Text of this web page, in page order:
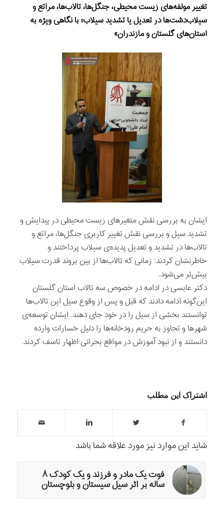
تغییر مولفه‌های زیست محیطی، جنگل‌ها، تالاب‌ها، مراتع و
سیلاب‌دشت‌ها در تعدیل یا تشدید سیلاب؛ با نگاهی ویژه به
استان‌های گلستان و مازندران»
ایشان به بررسی نقش متغیرهای زیست محیطی در پیدایش و
تشدید سیل و بررسی نقش تغییر کاربری جنگل‌ها، مراتع و
تالاب‌ها در تشدید و تعدیل پدیده‌ی سیلاب پرداختند و
خاطرنشان کردند: زمانی که تالاب‌ها از بین بروند قدرت سیلاب
بیش‌تر می‌شود.
دکتر عابسی در ادامه در خصوص سه تالاب استان گلستان
این‌گونه ادامه دادند که قبل و پس از وقوع سیل این تالاب‌ها
توانستند بخشی از سیل را در خود جای دهند. ایشان توسعه‌ی
شهرها و تجاوز به حریم رودخانه‌ها را دلیل خسارات وارده
دانستند و از نبود آموزش در مواقع بحرانی اظهار تاسف کردند.
اشتراک این مطلب
شاید این موارد نیز مورد علاقه شما باشد
فوت یک مادر و فرزند و یک کودک ۸
ساله بر اثر سیل سیستان و بلوچستان